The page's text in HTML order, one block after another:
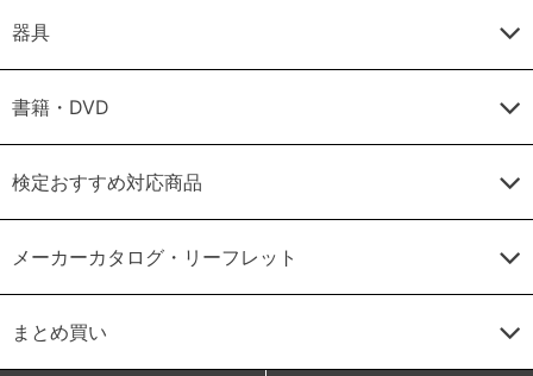
器具
書籍・DVD
検定おすすめ対応商品
メーカーカタログ・リーフレット
まとめ買い